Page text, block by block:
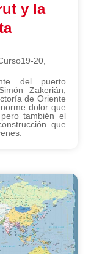
y la
20,
del puerto
Zakerián,
de Oriente
dolor que
también el
que